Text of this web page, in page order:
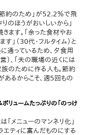
節約のため」が52.2％で飛
のほうがおいしいから」
ます。「余った食材やお
」（30代・フルタイム）と
通っているため、夕食用
）、「夫の職場の近くには
族のために作る人も。節約
あるからこそ、週5回もの
リュームたっぷりの「のっけ
「メニューのマンネリ化」
ティに富んだものにする